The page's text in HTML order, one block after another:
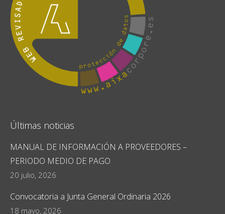
Últimas noticias
MANUAL DE INFORMACIÓN A PROVEEDORES –
PERIODO MEDIO DE PAGO
20 julio, 2026
Convocatoria a Junta General Ordinaria 2026
18 mayo, 2026